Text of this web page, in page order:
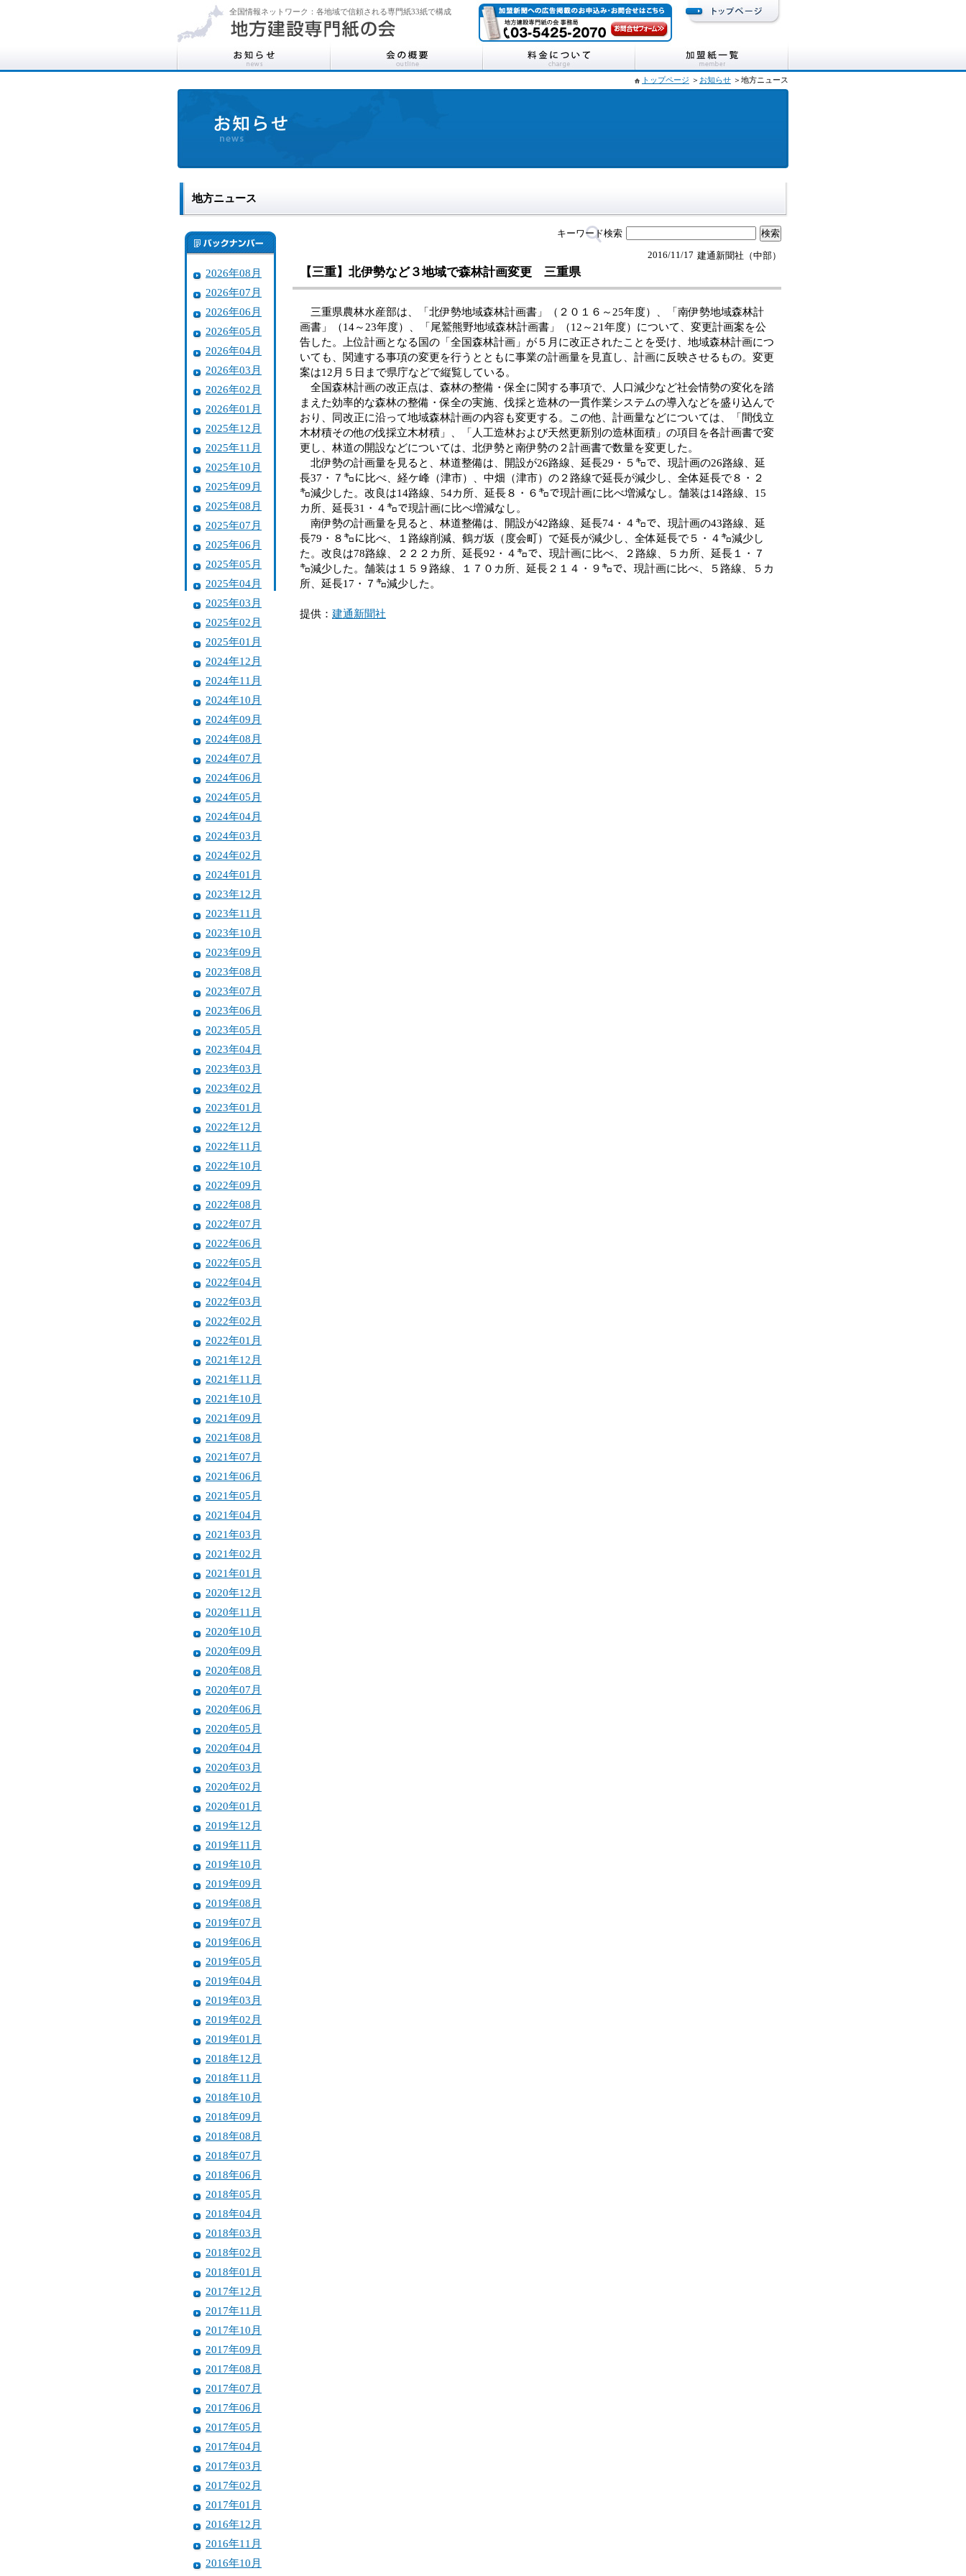
全国情報ネットワーク：各地域で信頼される専門紙33紙で構成
トップページ ＞ お知らせ ＞地方ニュース
地方ニュース
2026年08月
2026年07月
2026年06月
2026年05月
2026年04月
2026年03月
2026年02月
2026年01月
2025年12月
2025年11月
2025年10月
2025年09月
2025年08月
2025年07月
2025年06月
2025年05月
2025年04月
2025年03月
2025年02月
2025年01月
2024年12月
2024年11月
2024年10月
2024年09月
2024年08月
2024年07月
2024年06月
2024年05月
2024年04月
2024年03月
2024年02月
2024年01月
2023年12月
2023年11月
2023年10月
2023年09月
2023年08月
2023年07月
2023年06月
2023年05月
2023年04月
2023年03月
2023年02月
2023年01月
2022年12月
2022年11月
2022年10月
2022年09月
2022年08月
2022年07月
2022年06月
2022年05月
2022年04月
2022年03月
2022年02月
2022年01月
2021年12月
2021年11月
2021年10月
2021年09月
2021年08月
2021年07月
2021年06月
2021年05月
2021年04月
2021年03月
2021年02月
2021年01月
2020年12月
2020年11月
2020年10月
2020年09月
2020年08月
2020年07月
2020年06月
2020年05月
2020年04月
2020年03月
2020年02月
2020年01月
2019年12月
2019年11月
2019年10月
2019年09月
2019年08月
2019年07月
2019年06月
2019年05月
2019年04月
2019年03月
2019年02月
2019年01月
2018年12月
2018年11月
2018年10月
2018年09月
2018年08月
2018年07月
2018年06月
2018年05月
2018年04月
2018年03月
2018年02月
2018年01月
2017年12月
2017年11月
2017年10月
2017年09月
2017年08月
2017年07月
2017年06月
2017年05月
2017年04月
2017年03月
2017年02月
2017年01月
2016年12月
2016年11月
2016年10月
キーワード検索
建通新聞社（中部）
2016/11/17
【三重】北伊勢など３地域で森林計画変更 三重県
三重県農林水産部は、「北伊勢地域森林計画書」（２０１６～25年度）、「南伊勢地域森林計
画書」（14～23年度）、「尾鷲熊野地域森林計画書」（12～21年度）について、変更計画案を公
告した。上位計画となる国の「全国森林計画」が５月に改正されたことを受け、地域森林計画につ
いても、関連する事項の変更を行うとともに事業の計画量を見直し、計画に反映させるもの。変更
案は12月５日まで県庁などで縦覧している。
全国森林計画の改正点は、森林の整備・保全に関する事項で、人口減少など社会情勢の変化を踏
まえた効率的な森林の整備・保全の実施、伐採と造林の一貫作業システムの導入などを盛り込んで
おり、同改正に沿って地域森林計画の内容も変更する。この他、計画量などについては、「間伐立
木材積その他の伐採立木材積」、「人工造林および天然更新別の造林面積」の項目を各計画書で変
更し、林道の開設などについては、北伊勢と南伊勢の２計画書で数量を変更した。
北伊勢の計画量を見ると、林道整備は、開設が26路線、延長29・５㌔で、現計画の26路線、延
長37・７㌔に比べ、経ケ峰（津市）、中畑（津市）の２路線で延長が減少し、全体延長で８・２
㌔減少した。改良は14路線、54カ所、延長８・６㌔で現計画に比べ増減なし。舗装は14路線、15
カ所、延長31・４㌔で現計画に比べ増減なし。
南伊勢の計画量を見ると、林道整備は、開設が42路線、延長74・４㌔で、現計画の43路線、延
長79・８㌔に比べ、１路線削減、鶴ガ坂（度会町）で延長が減少し、全体延長で５・４㌔減少し
た。改良は78路線、２２２カ所、延長92・４㌔で、現計画に比べ、２路線、５カ所、延長１・７
㌔減少した。舗装は１５９路線、１７０カ所、延長２１４・９㌔で、現計画に比べ、５路線、５カ
所、延長17・７㌔減少した。
提供： 建通新聞社